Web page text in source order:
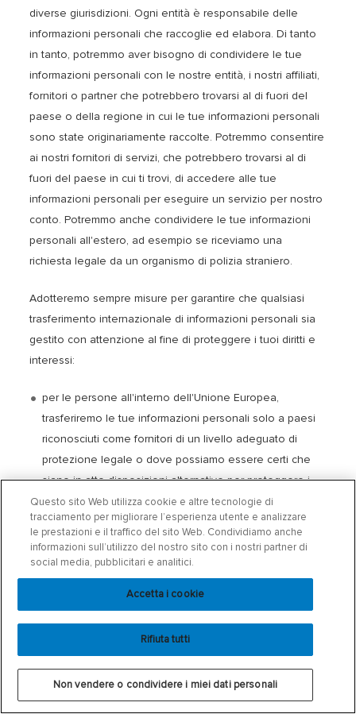
diverse giurisdizioni. Ogni entità è responsabile delle
informazioni personali che raccoglie ed elabora. Di tanto
in tanto, potremmo aver bisogno di condividere le tue
informazioni personali con le nostre entità, i nostri affiliati,
fornitori o partner che potrebbero trovarsi al di fuori del
paese o della regione in cui le tue informazioni personali
sono state originariamente raccolte. Potremmo consentire
ai nostri fornitori di servizi, che potrebbero trovarsi al di
fuori del paese in cui ti trovi, di accedere alle tue
informazioni personali per eseguire un servizio per nostro
conto. Potremmo anche condividere le tue informazioni
personali all'estero, ad esempio se riceviamo una
richiesta legale da un organismo di polizia straniero.
Adotteremo sempre misure per garantire che qualsiasi
trasferimento internazionale di informazioni personali sia
gestito con attenzione al fine di proteggere i tuoi diritti e
interessi:
per le persone all'interno dell'Unione Europea,
trasferiremo le tue informazioni personali solo a paesi
riconosciuti come fornitori di un livello adeguato di
protezione legale o dove possiamo essere certi che
siano in atto disposizioni alternative per proteggere i
tuoi diritti alla privacy.
I trasferimenti all'interno delle nostre entità/affiliate e
dei loro uffici all'estero saranno inoltre coperti da un
meccanismo di trasferimento approvato, come le
trasferimento si avvale di protezioni contrattuali
specifiche progettate per garantire che le tue
informazioni personali ricevano un livello di protezione
adeguato e costante.
Questo sito Web utilizza cookie e altre tecnologie di
tracciamento per migliorare l’esperienza utente e analizzare
le prestazioni e il traffico del sito Web. Condividiamo anche
informazioni sull’utilizzo del nostro sito con i nostri partner di
social media, pubblicitari e analitici.
Non vendere o condividere i miei dati personali
Rifiuta tutti
Accetta i cookie